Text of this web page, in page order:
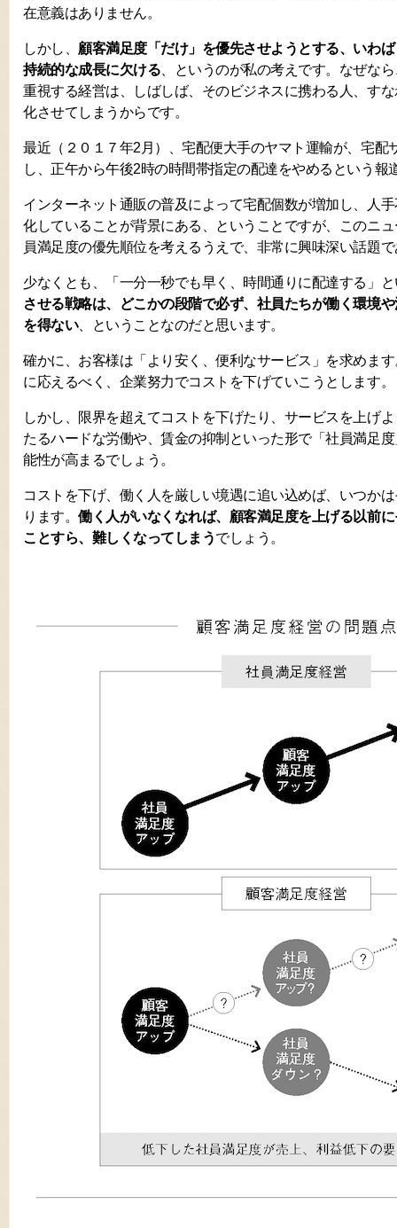
在意義はありません。
しかし、 顧客満足度「だけ」を優先させようとする、いわ
持続的な成長に欠ける 、というのが私の考えです。なぜな
重視する経営は、しばしば、そのビジネスに携わる人、す
化させてしまうからです。
最近（２０１７年2月）、宅配便大手のヤマト運輸が、宅配
し、正午から午後2時の時間帯指定の配達をやめるという報
インターネット通販の普及によって宅配個数が増加し、人
化していることが背景にある、ということですが、このニ
員満足度の優先順位を考えるうえで、非常に興味深い話題
少なくとも、「一分一秒でも早く、時間通りに配達する」
させる戦略は、どこかの段階で必ず、社員たちが働く環境
を得ない、ということなのだと思います。
確かに、お客様は「より安く、便利なサービス」を求めま
に応えるべく、企業努力でコストを下げていこうとします。
しかし、限界を超えてコストを下げたり、サービスを上げ
たるハードな労働や、賃金の抑制といった形で「社員満足
能性が高まるでしょう。
コストを下げ、働く人を厳しい境遇に追い込めば、いつか
ります。働く人がいなくなれば、顧客満足度を上げる以前
ことすら、難しくなってしまうでしょう。